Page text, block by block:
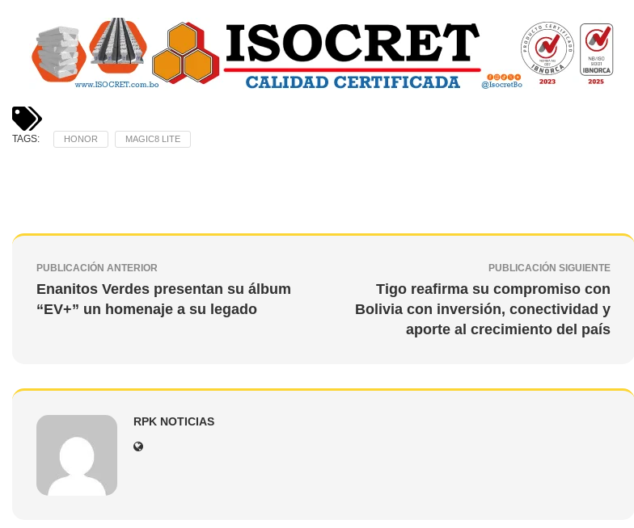
TAGS: HONOR MAGIC8 LITE
PUBLICACIÓN ANTERIOR
Enanitos Verdes presentan su álbum
“EV+” un homenaje a su legado
PUBLICACIÓN SIGUIENTE
Tigo reafirma su compromiso con
Bolivia con inversión, conectividad y
aporte al crecimiento del país
RPK NOTICIAS